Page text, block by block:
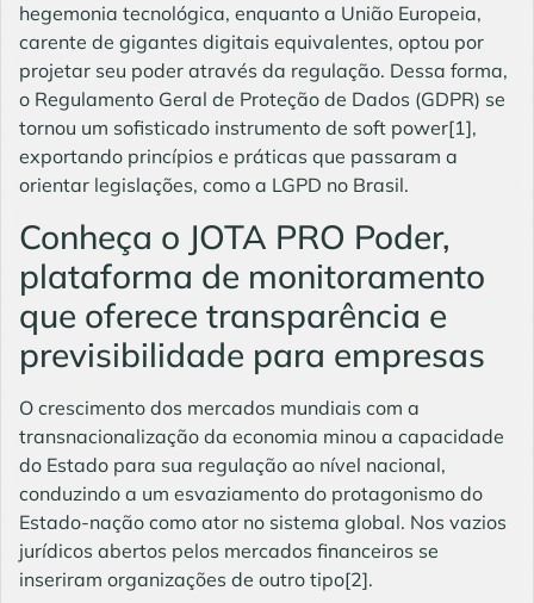
hegemonia tecnológica, enquanto a União Europeia,
carente de gigantes digitais equivalentes, optou por
projetar seu poder através da regulação. Dessa forma,
o Regulamento Geral de Proteção de Dados (GDPR) se
tornou um sofisticado instrumento de soft power[1],
exportando princípios e práticas que passaram a
orientar legislações, como a LGPD no Brasil.
Conheça o JOTA PRO Poder,
plataforma de monitoramento
que oferece transparência e
previsibilidade para empresas
O crescimento dos mercados mundiais com a
transnacionalização da economia minou a capacidade
do Estado para sua regulação ao nível nacional,
conduzindo a um esvaziamento do protagonismo do
Estado-nação como ator no sistema global. Nos vazios
jurídicos abertos pelos mercados financeiros se
inseriram organizações de outro tipo[2].